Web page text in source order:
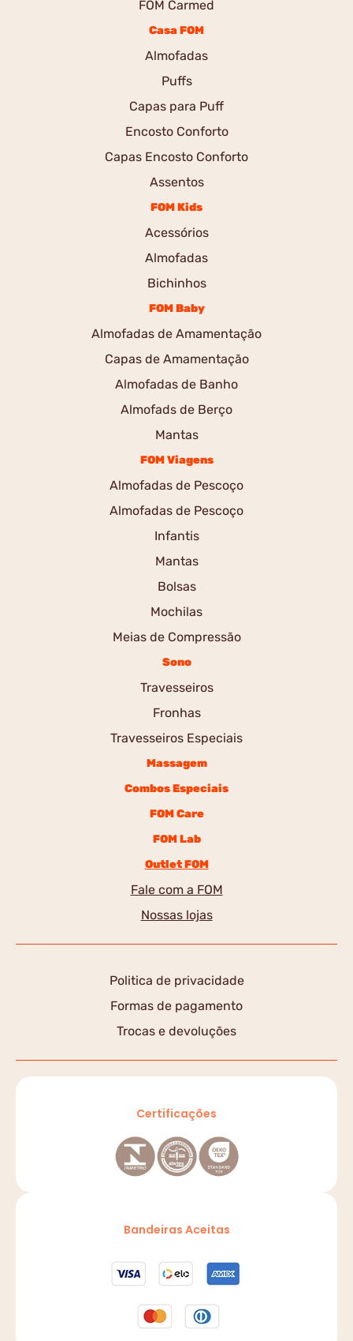
FOM Carmed
Casa FOM
Almofadas
Puffs
Capas para Puff
Encosto Conforto
Capas Encosto Conforto
Assentos
FOM Kids
Acessórios
Almofadas
Bichinhos
FOM Baby
Almofadas de Amamentação
Capas de Amamentação
Almofadas de Banho
Almofads de Berço
Mantas
FOM Viagens
Almofadas de Pescoço
Almofadas de Pescoço
Infantis
Mantas
Bolsas
Mochilas
Meias de Compressão
Sono
Travesseiros
Fronhas
Travesseiros Especiais
Massagem
Combos Especiais
FOM Care
FOM Lab
Outlet FOM
Fale com a FOM
Nossas lojas
Politica de privacidade
Formas de pagamento
Trocas e devoluções
Certificações
Bandeiras Aceitas